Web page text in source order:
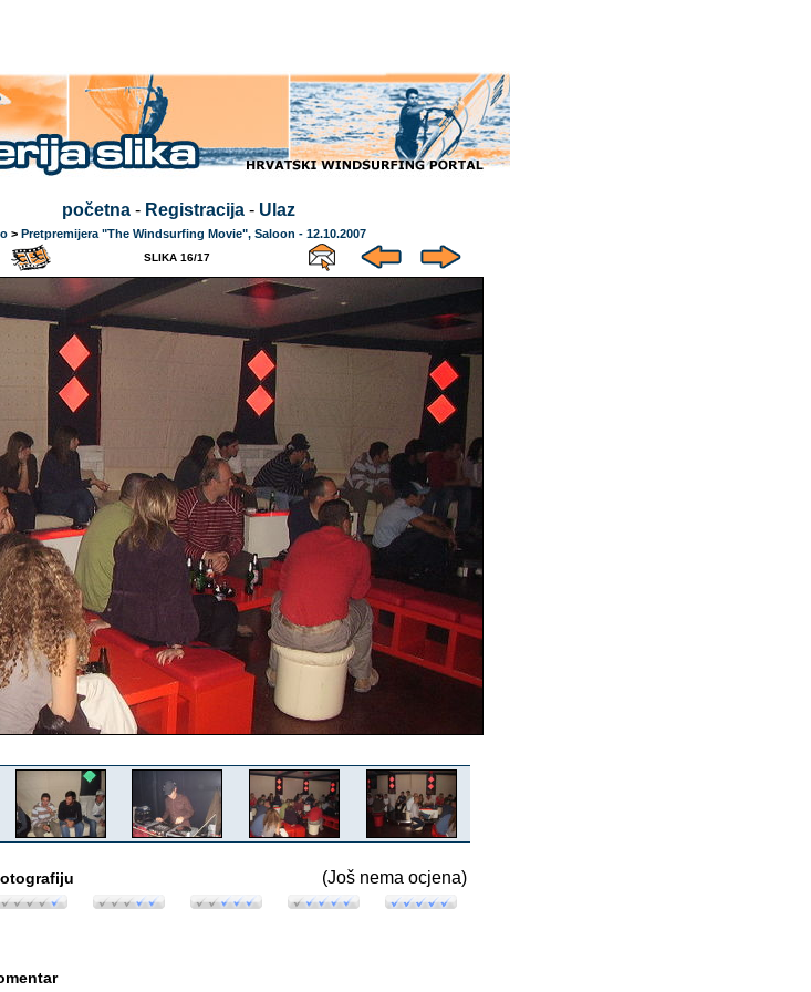
početna- Registracija- Ulaz
> Pretpremijera "The Windsurfing Movie", Saloon - 12.10.2007
SLIKA 16/17
(Još nema ocjena)